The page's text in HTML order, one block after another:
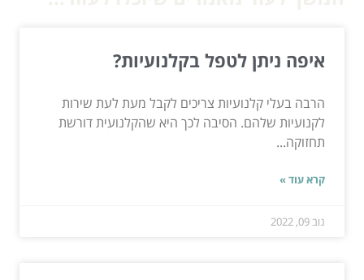
איפה ניתן לטפל בקלנועיות?
הרבה בעלי קלנועיות צריכים לקבל מעת לעת שירות
לקנועיות שלהם. הסיבה לכך היא שהקלנועית דורשת
תחזוקה...
קרא עוד »
נוב 09, 2022